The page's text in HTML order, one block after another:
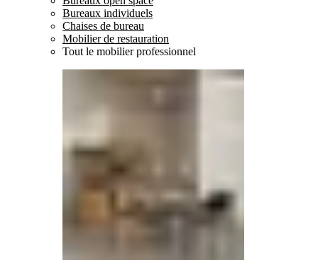
Bureaux individuels
Chaises de bureau
Mobilier de restauration
Tout le mobilier professionnel